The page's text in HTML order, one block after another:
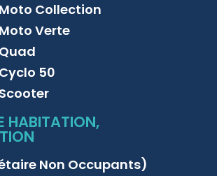
Collection
Verte
50
HABITATION,
Non Occupants)